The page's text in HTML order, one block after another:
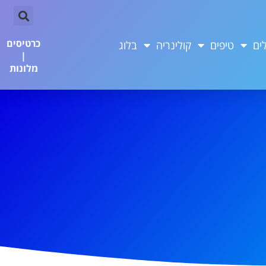
טיפים קולינריה בלוג
כרטיסים
|
מלונות